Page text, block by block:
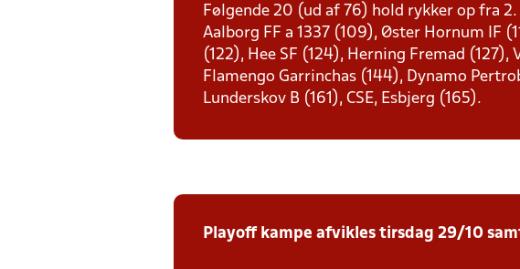
Følgende 20 (ud af 76) hold rykker op fra
Aalborg FF a 1337 (109), Øster Hornum IF
(122), Hee SF (124), Herning Fremad
Flamengo Garrinchas (144), Dynamo
Lunderskov B (161), CSE, Esbjerg (165).
Playoff kampe afvikles tirsdag 29/10